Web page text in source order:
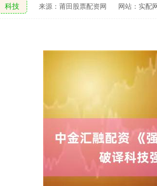
科技 来源：莆田股票配资网 网站：实配